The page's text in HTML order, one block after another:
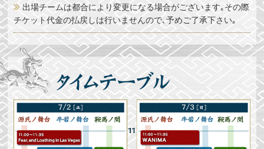
出場チームは都合により変更になる場合がございます｡その際
チケット代金の払戻しは行いませんので､予めご了承下さい｡